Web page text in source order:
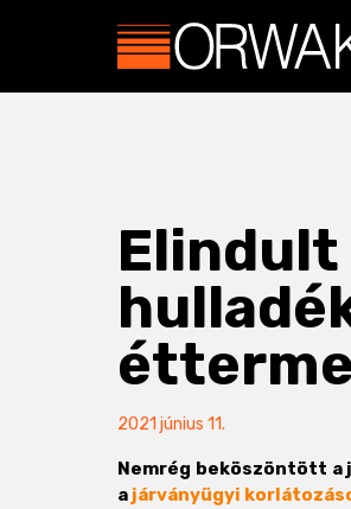
Elindult
2021 június 11.
Nemrég beköszöntött a
a járványügyi